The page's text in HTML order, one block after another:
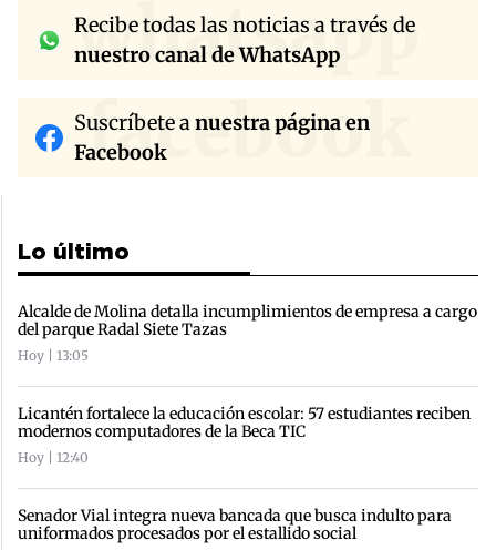
whatsapp
Recibe todas las noticias a través de
nuestro canal de WhatsApp
facebook
Suscríbete anuestra página en
Facebook
Lo último
Alcalde de Molina detalla incumplimientos de empresa a cargo
del parque Radal Siete Tazas
Hoy | 13:05
Licantén fortalece la educación escolar: 57 estudiantes reciben
modernos computadores de la Beca TIC
Hoy | 12:40
Senador Vial integra nueva bancada que busca indulto para
uniformados procesados por el estallido social